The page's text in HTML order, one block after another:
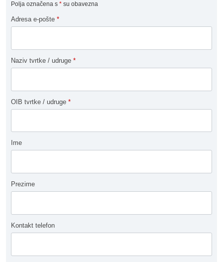
Polja označena s * su obavezna
Adresa e-pošte *
Naziv tvrtke / udruge *
OIB tvrtke / udruge *
Ime
Prezime
Kontakt telefon